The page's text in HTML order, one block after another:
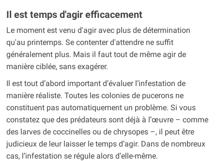
Il est temps d'agir efficacement
Le moment est venu d'agir avec plus de détermination
qu'au printemps. Se contenter d'attendre ne suffit
généralement plus. Mais il faut tout de même agir de
manière ciblée, sans exagérer.
Il est tout d’abord important d’évaluer l’infestation de
manière réaliste. Toutes les colonies de pucerons ne
constituent pas automatiquement un problème. Si vous
constatez que des prédateurs sont déjà à l’œuvre – comme
des larves de coccinelles ou de chrysopes –, il peut être
judicieux de leur laisser le temps d’agir. Dans de nombreux
cas, l’infestation se régule alors d’elle-même.